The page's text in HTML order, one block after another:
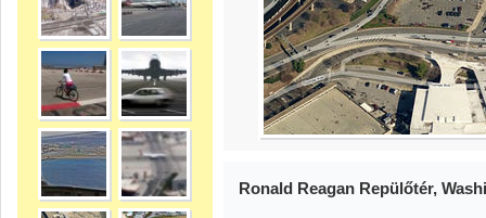
Ronald Reagan Repülőtér,